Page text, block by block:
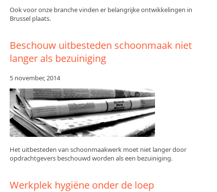
Schoonmaakartikelen
Ook voor onze branche vinden er belangrijke ontwikkelingen in
Brussel plaats.
Beschouw uitbesteden schoonmaak niet
langer als bezuiniging
5 november, 2014
Het uitbesteden van schoonmaakwerk moet niet langer door
opdrachtgevers beschouwd worden als een bezuiniging.
Werkplek hygiëne onder de loep